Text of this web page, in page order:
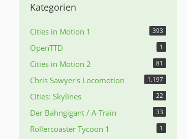
Kategorien
Cities in Motion 1 393
OpenTTD 1
Cities in Motion 2 81
Chris Sawyer's Locomotion 1.197
Cities: Skylines 22
Der Bahngigant / A-Train 33
Rollercoaster Tycoon 1 1